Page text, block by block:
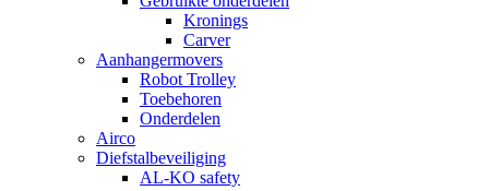
Kronings
Carver
Aanhangermovers
Robot Trolley
Toebehoren
Onderdelen
Airco
Diefstalbeveiliging
AL-KO safety